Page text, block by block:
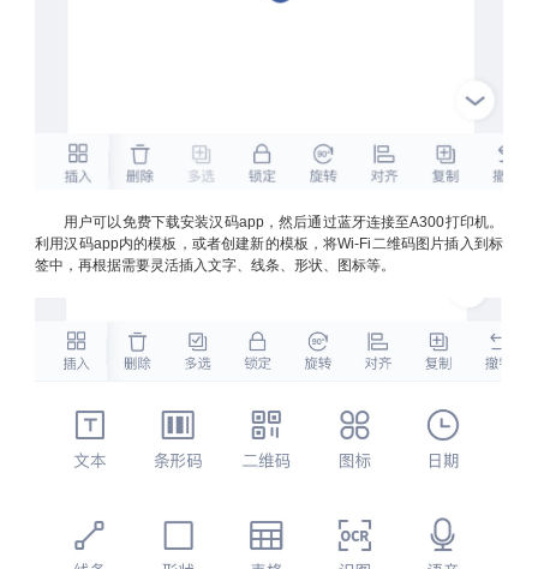
用户可以免费下载安装汉码app，然后通过蓝牙连接至A300打印机。
利用汉码app内的模板，或者创建新的模板，将Wi-Fi二维码图片插入到标
签中，再根据需要灵活插入文字、线条、形状、图标等。